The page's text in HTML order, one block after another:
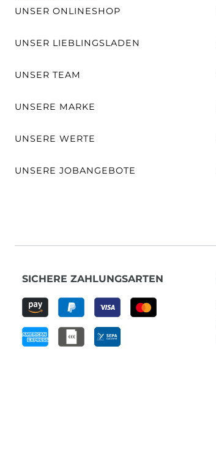
UNSER ONLINESHOP
UNSER LIEBLINGSLADEN
UNSER TEAM
UNSERE MARKE
UNSERE WERTE
UNSERE JOBANGEBOTE
SICHERE ZAHLUNGSARTEN